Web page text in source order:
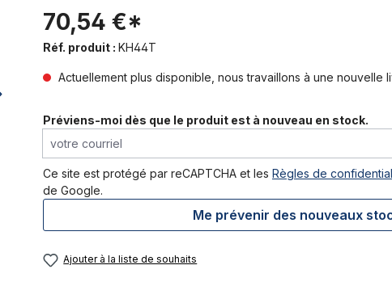
70,54 €*
Réf. produit : KH44T
Actuellement plus disponible, nous travaillons à une nouvelle
Préviens-moi dès que le produit est à nouveau en stock.
votre courriel
Ce site est protégé par reCAPTCHA et les Règles de
de Google.
Me prévenir des nouveaux
Ajouter à la liste de souhaits